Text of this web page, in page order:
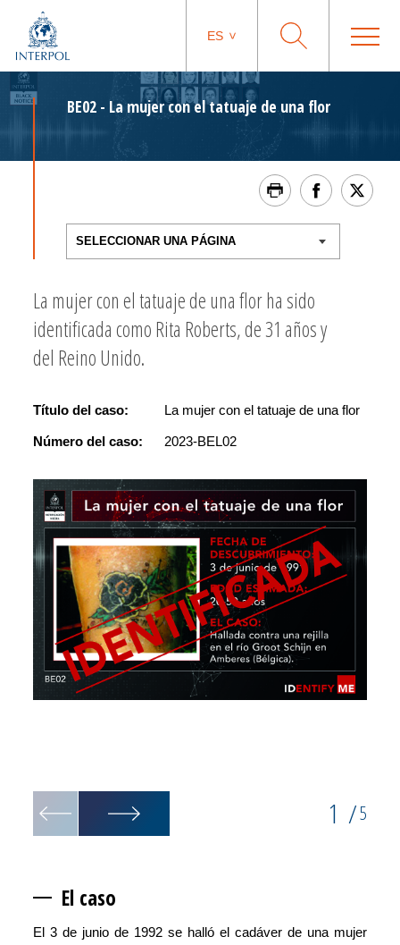
ES
BE02 - La mujer con el tatuaje de una flor
La mujer con el tatuaje de una flor ha sido
identificada como Rita Roberts, de 31 años y
del Reino Unido.
Título del caso: La mujer con el tatuaje de una flor
Número del caso: 2023-BEL02
1 /5
El caso
El 3 de junio de 1992 se halló el cadáver de una mujer